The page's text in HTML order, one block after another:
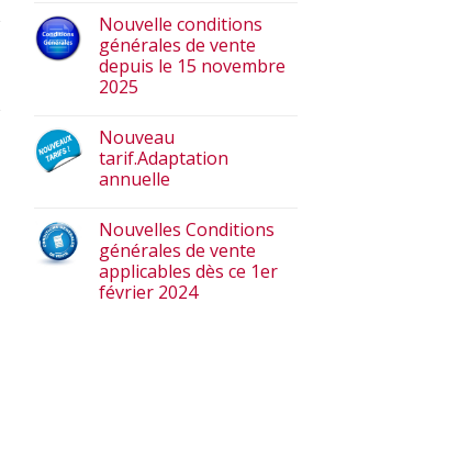
Nouvelle conditions
générales de vente
depuis le 15 novembre
2025
Nouveau
tarif.Adaptation
annuelle
Nouvelles Conditions
générales de vente
applicables dès ce 1er
février 2024